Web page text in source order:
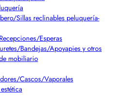
Sillas reclinables peluquería-
Esperas
Bandejas/Apoyapies y otros
mobiliario
Cascos/Vaporales